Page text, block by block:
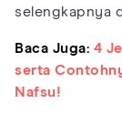
selengkapnya
Baca Juga: 4
serta
Nafsu!